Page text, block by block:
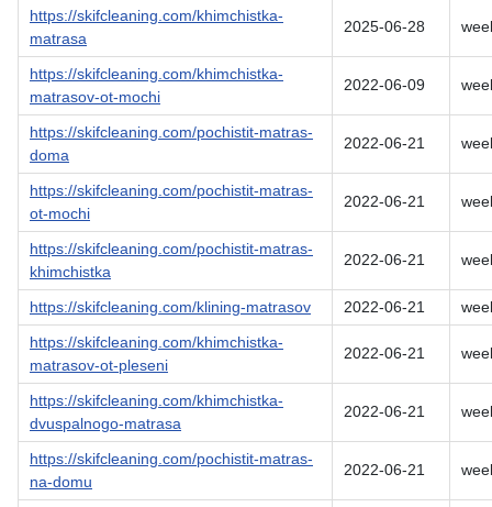
https://skifcleaning.com/khimchistka-
matrasa
2025-06-28
https://skifcleaning.com/khimchistka-
matrasov-ot-mochi
2022-06-09
https://skifcleaning.com/pochistit-matras-
doma
2022-06-21
https://skifcleaning.com/pochistit-matras-
ot-mochi
2022-06-21
https://skifcleaning.com/pochistit-matras-
khimchistka
2022-06-21
https://skifcleaning.com/klining-matrasov 2022-06-21
https://skifcleaning.com/khimchistka-
matrasov-ot-pleseni
2022-06-21
https://skifcleaning.com/khimchistka-
dvuspalnogo-matrasa
2022-06-21
https://skifcleaning.com/pochistit-matras-
na-domu
2022-06-21